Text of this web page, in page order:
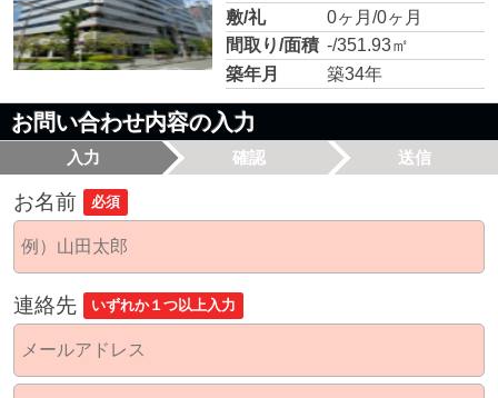
敷/礼
0ヶ月/0ヶ月
間取り/面積 -/351.93㎡
築年月
築34年
お問い合わせ内容の入力
入力 確認 送信
お名前 必須
連絡先 いずれか１つ以上入力